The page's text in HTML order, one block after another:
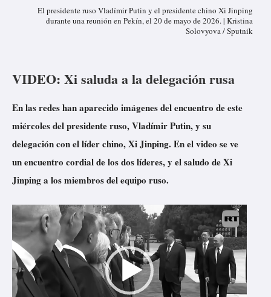
El presidente ruso Vladímir Putin y el presidente chino Xi Jinping
durante una reunión en Pekín, el 20 de mayo de 2026. | Kristina
Solovyova / Sputnik
VIDEO: Xi saluda a la delegación rusa
En las redes han aparecido imágenes del encuentro de este
miércoles del presidente ruso, Vladímir Putin, y su
delegación con el líder chino, Xi Jinping. En el video se ve
un encuentro cordial de los dos líderes, y el saludo de Xi
Jinping a los miembros del equipo ruso.
R
e
p
r